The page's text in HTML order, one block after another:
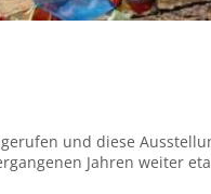
gerufen und diese
Jahren weiter